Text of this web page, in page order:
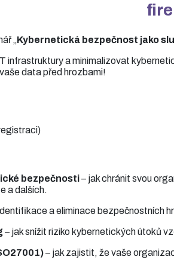
„Kybernetická bezpečnost jako
a minimalizovat
data před hrozbami!
bezpečnosti– jak chránit svou
a dalších.
a eliminace bezpečnostních
– jak snížit riziko kybernetických útoků
– jak zajistit, že vaše